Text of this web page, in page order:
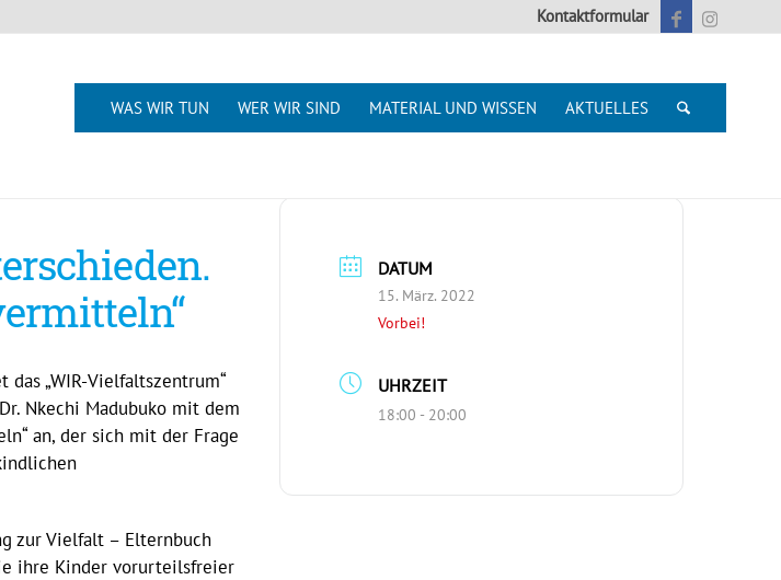
Kontaktformular
WAS WIR TUN WER WIR SIND MATERIAL UND WISSEN AKTUELLES
„WIR-Vielfaltszentrum“
Nkechi Madubuko mit dem
an, der sich mit der Frage
zur Vielfalt – Elternbuch
ihre Kinder vorurteilsfreier
DATUM
15. März. 2022
Vorbei!
UHRZEIT
18:00 - 20:00